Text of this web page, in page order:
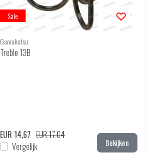
Sale
Gamakatsu
Treble 13B
EUR 14,67 EUR 17,04
Vergelijk
Bekijken